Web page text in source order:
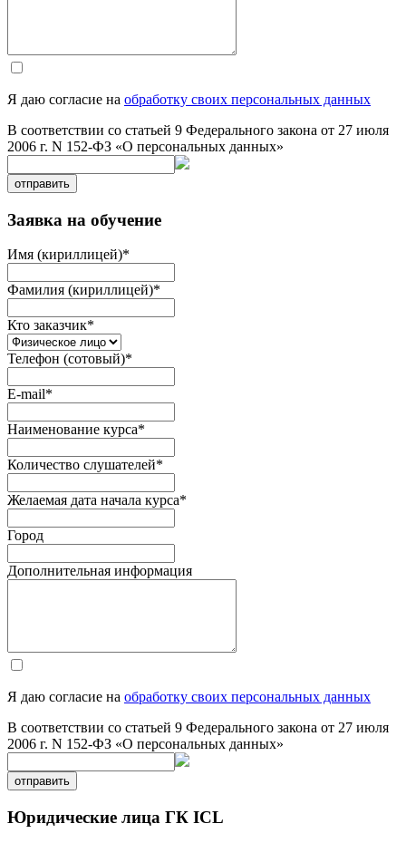
Я даю согласие на обработку своих персональных данных
В соответствии со статьей 9 Федерального закона от 27 июля
2006 г. N 152-ФЗ «О персональных данных»
отправить
Заявка на обучение
Имя (кириллицей)*
Фамилия (кириллицей)*
Кто заказчик*
Телефон (сотовый)*
E-mail*
Наименование курса*
Количество слушателей*
Желаемая дата начала курса*
Город
Дополнительная информация
Я даю согласие на обработку своих персональных данных
В соответствии со статьей 9 Федерального закона от 27 июля
2006 г. N 152-ФЗ «О персональных данных»
отправить
Юридические лица ГК ICL